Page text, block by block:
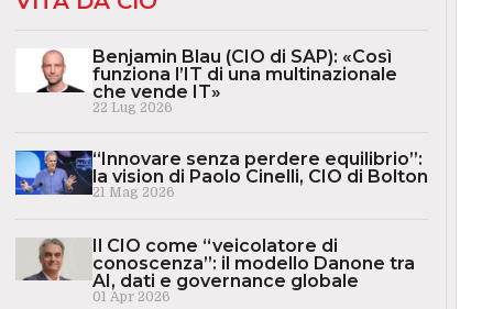
Benjamin Blau (CIO di SAP): «Così
funziona l’IT di una multinazionale
che vende IT»
22 Lug 2026
“Innovare senza perdere equilibrio”:
la vision di Paolo Cinelli, CIO di Bolton
21 Mag 2026
Il CIO come “veicolatore di
conoscenza”: il modello Danone tra
AI, dati e governance globale
01 Apr 2026